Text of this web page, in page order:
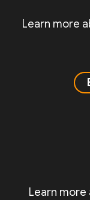
Learn more
Learn